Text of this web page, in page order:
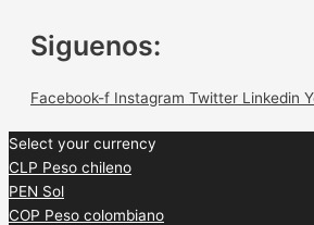
Siguenos:
Facebook-f Instagram Twitter Linkedin
Select your currency
CLP Peso chileno
PEN Sol
COP Peso colombiano